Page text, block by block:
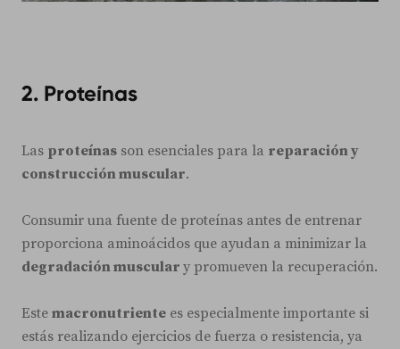
2. Proteínas
Las proteínas son esenciales para la reparación y
construcción muscular.
Consumir una fuente de proteínas antes de entrenar
proporciona aminoácidos que ayudan a minimizar la
degradación muscular y promueven la recuperación.
Este macronutriente es especialmente importante si
estás realizando ejercicios de fuerza o resistencia, ya